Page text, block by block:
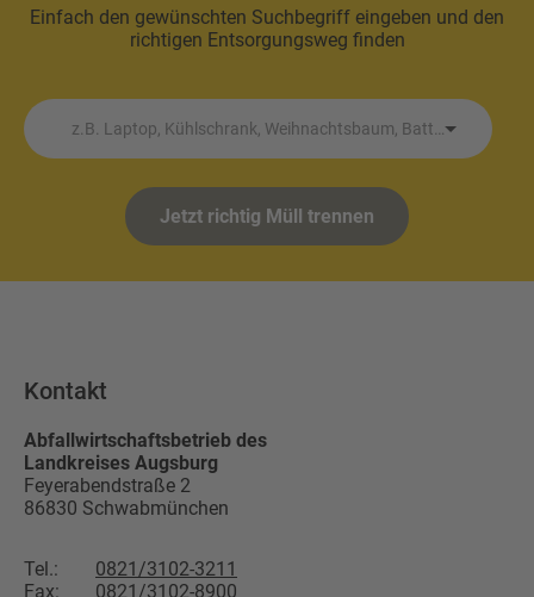
Einfach den gewünschten Suchbegriff eingeben und den
richtigen Entsorgungsweg finden
z.B. Laptop, Kühlschrank, Weihnachtsbaum, Batterie etc.
Jetzt richtig Müll trennen
Kontakt
Abfallwirtschaftsbetrieb des
Landkreises Augsburg
Feyerabendstraße 2
86830 Schwabmünchen
Tel.:
0821/3102-3211
Fax:
0821/3102-8900